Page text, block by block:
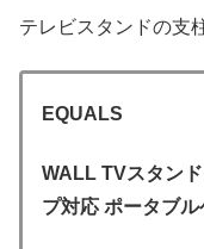
テレビスタンドの支
EQUALS
WALL TVスタン
プ対応 ポータブ